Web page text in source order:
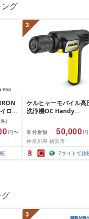
グ
ロン
ロ
件)
円〜
3
ケルヒャーモバイル高
洗浄機OC Handy
神奈川県 横浜市 生活家
電 日用品 人気 おすす
送料無料 掃除 便利 コン
パクト 高圧洗浄機 ポー
タブル清掃 泡洗浄 家事
寄付金額 50,000
神奈川県 横浜市
7サイトで比
3